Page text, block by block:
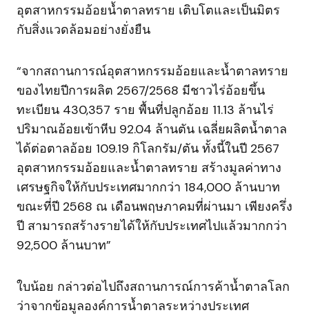
อุตสาหกรรมอ้อยน้ำตาลทราย เติบโตและเป็นมิตร
กับสิ่งแวดล้อมอย่างยั่งยืน
“จากสถานการณ์อุตสาหกรรมอ้อยและน้ำตาลทราย
ของไทยปีการผลิต 2567/2568 มีชาวไร่อ้อยขึ้น
ทะเบียน 430,357 ราย พื้นที่ปลูกอ้อย 11.13 ล้านไร่
ปริมาณอ้อยเข้าหีบ 92.04 ล้านตัน เฉลี่ยผลิตน้ำตาล
ได้ต่อตาลอ้อย 109.19 กิโลกรัม/ตัน ทั้งนี้ในปี 2567
อุตสาหกรรมอ้อยและน้ำตาลทราย สร้างมูลค่าทาง
เศรษฐกิจให้กับประเทศมากกว่า 184,000 ล้านบาท
ขณะที่ปี 2568 ณ เดือนพฤษภาคมที่ผ่านมา เพียงครึ่ง
ปี สามารถสร้างรายได้ให้กับประเทศไปแล้วมากกว่า
92,500 ล้านบาท”
ใบน้อย กล่าวต่อไปถึงสถานการณ์การค้าน้ำตาลโลก
ว่าจากข้อมูลองค์การน้ำตาลระหว่างประเทศ